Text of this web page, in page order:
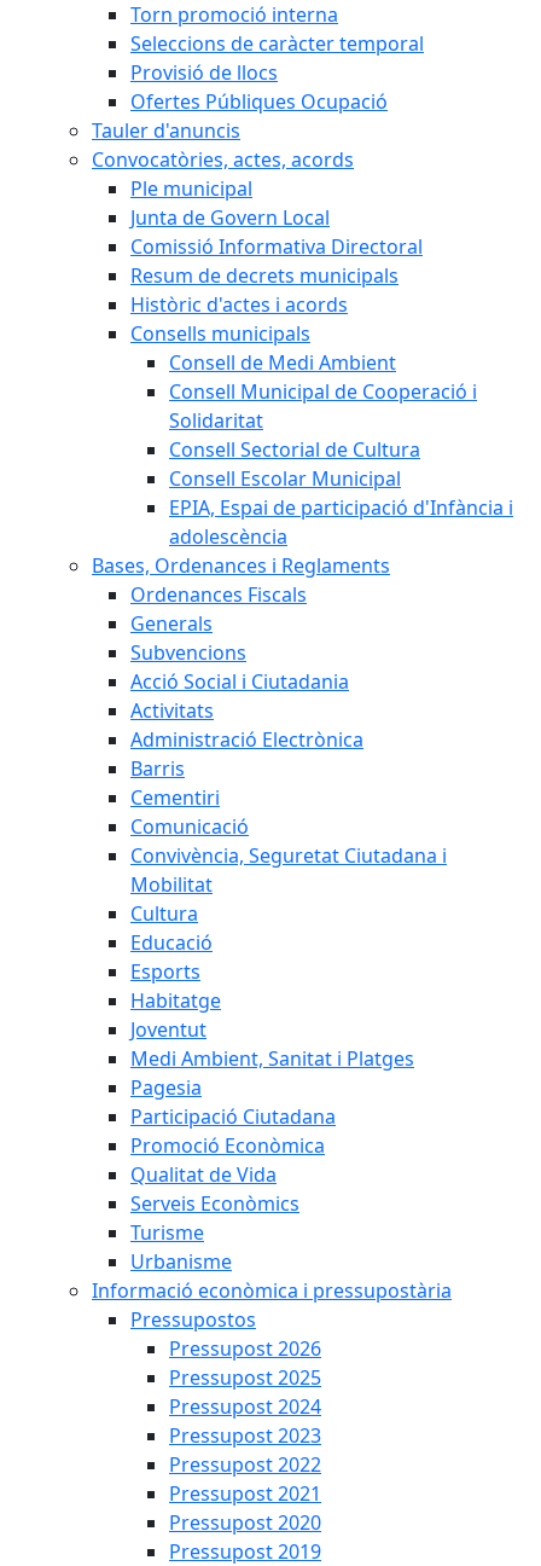
Torn promoció interna
Seleccions de caràcter temporal
Provisió de llocs
Ofertes Públiques Ocupació
Tauler d'anuncis
Convocatòries, actes, acords
Ple municipal
Junta de Govern Local
Comissió Informativa Directoral
Resum de decrets municipals
Històric d'actes i acords
Consells municipals
Consell de Medi Ambient
Consell Municipal de Cooperació i
Solidaritat
Consell Sectorial de Cultura
Consell Escolar Municipal
EPIA, Espai de participació d'Infància i
adolescència
Bases, Ordenances i Reglaments
Ordenances Fiscals
Generals
Subvencions
Acció Social i Ciutadania
Activitats
Administració Electrònica
Barris
Cementiri
Comunicació
Convivència, Seguretat Ciutadana i
Mobilitat
Cultura
Educació
Esports
Habitatge
Joventut
Medi Ambient, Sanitat i Platges
Pagesia
Participació Ciutadana
Promoció Econòmica
Qualitat de Vida
Serveis Econòmics
Turisme
Urbanisme
Informació econòmica i pressupostària
Pressupostos
Pressupost 2026
Pressupost 2025
Pressupost 2024
Pressupost 2023
Pressupost 2022
Pressupost 2021
Pressupost 2020
Pressupost 2019